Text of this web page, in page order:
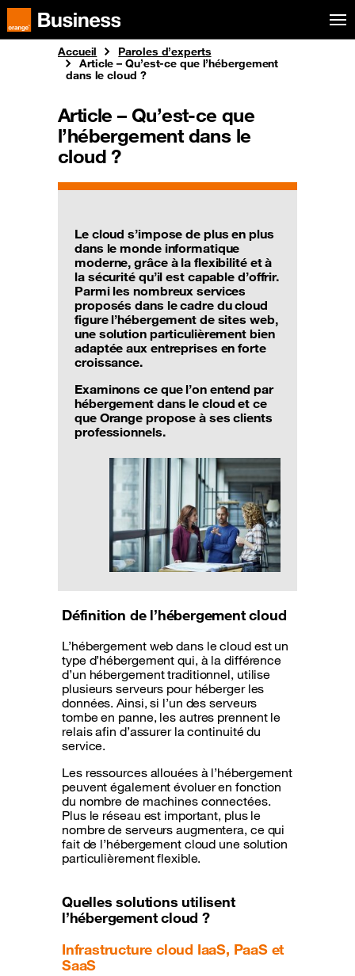
Aller au menu
Orange Business
Accueil
Paroles d’experts
Article – Qu’est-ce que l’hébergement
dans le cloud ?
Article – Qu’est-ce que
l’hébergement dans le
cloud ?
Le cloud s’impose de plus en plus
dans le monde informatique
moderne, grâce à la flexibilité et à
la sécurité qu’il est capable d’offrir.
Parmi les nombreux services
proposés dans le cadre du cloud
figure l’hébergement de sites web,
une solution particulièrement bien
adaptée aux entreprises en forte
croissance.
Examinons ce que l’on entend par
hébergement dans le cloud et ce
que Orange propose à ses clients
professionnels.
Définition de l’hébergement cloud
L’hébergement web dans le cloud est un
type d’hébergement qui, à la différence
d’un hébergement traditionnel, utilise
plusieurs serveurs pour héberger les
données. Ainsi, si l’un des serveurs
tombe en panne, les autres prennent le
relais afin d’assurer la continuité du
service.
Les ressources allouées à l’hébergement
peuvent également évoluer en fonction
du nombre de machines connectées.
Plus le réseau est important, plus le
nombre de serveurs augmentera, ce qui
fait de l’hébergement cloud une solution
particulièrement flexible.
Quelles solutions utilisent
l’hébergement cloud ?
Infrastructure cloud IaaS, PaaS et
SaaS